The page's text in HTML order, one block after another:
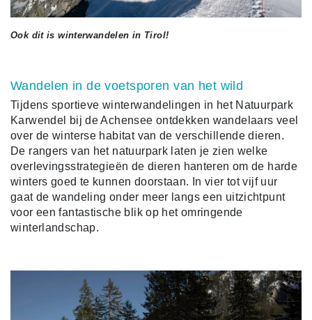
Ook dit is winterwandelen in Tirol!
Wandelen in de voetsporen van het wild
Tijdens sportieve winterwandelingen in het Natuurpark
Karwendel bij de Achensee ontdekken wandelaars veel
over de winterse habitat van de verschillende dieren.
De rangers van het natuurpark laten je zien welke
overlevingsstrategieën de dieren hanteren om de harde
winters goed te kunnen doorstaan. In vier tot vijf uur
gaat de wandeling onder meer langs een uitzichtpunt
voor een fantastische blik op het omringende
winterlandschap.